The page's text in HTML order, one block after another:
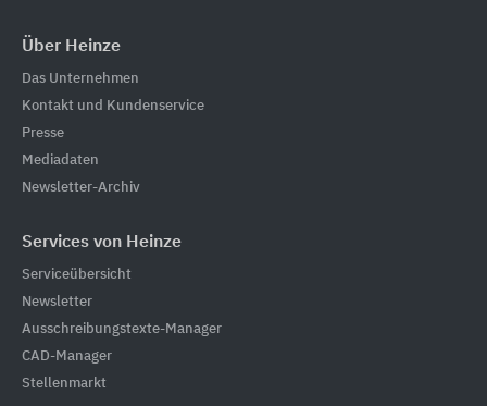
Über Heinze
Das Unternehmen
Kontakt und Kundenservice
Presse
Mediadaten
Newsletter-Archiv
Services von Heinze
Serviceübersicht
Newsletter
Ausschreibungstexte-Manager
CAD-Manager
Stellenmarkt